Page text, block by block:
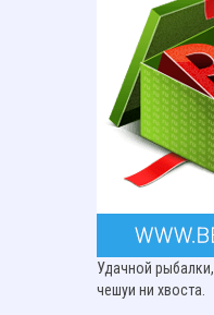
Удачной
чешуи ни хвоста.